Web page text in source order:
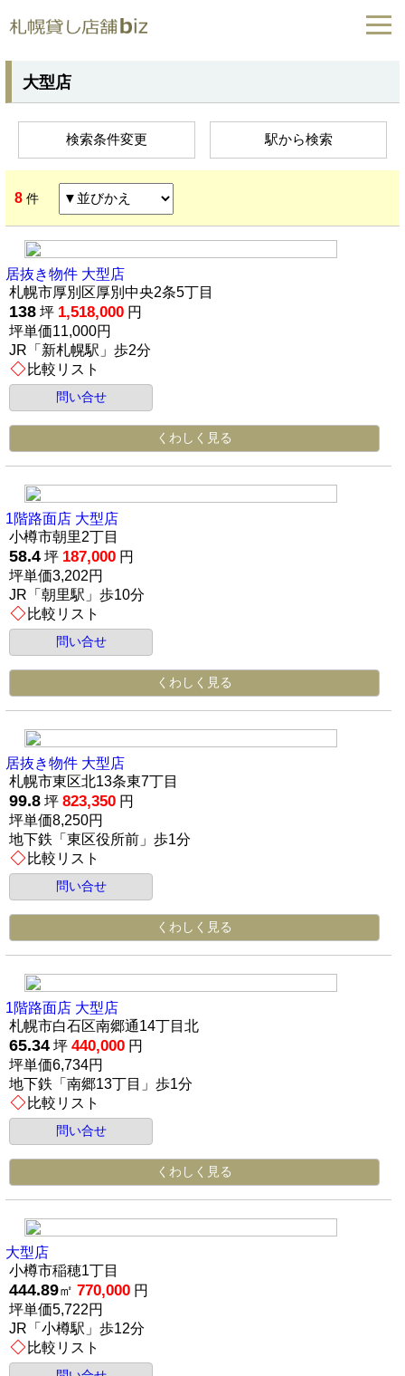
大型店
検索条件変更 駅から検索
8 件
居抜き物件 大型店
札幌市厚別区厚別中央2条5丁目
138 坪 1,518,000 円
坪単価11,000円
JR「新札幌駅」歩2分
比較リスト
問い合せ
くわしく見る
1階路面店 大型店
小樽市朝里2丁目
58.4 坪 187,000 円
坪単価3,202円
JR「朝里駅」歩10分
比較リスト
問い合せ
くわしく見る
居抜き物件 大型店
札幌市東区北13条東7丁目
99.8 坪823,350 円
坪単価8,250円
地下鉄「東区役所前」歩1分
比較リスト
問い合せ
くわしく見る
1階路面店 大型店
札幌市白石区南郷通14丁目北
65.34 坪440,000 円
坪単価6,734円
地下鉄「南郷13丁目」歩1分
比較リスト
問い合せ
くわしく見る
大型店
小樽市稲穂1丁目
444.89㎡770,000 円
坪単価5,722円
JR「小樽駅」歩12分
比較リスト